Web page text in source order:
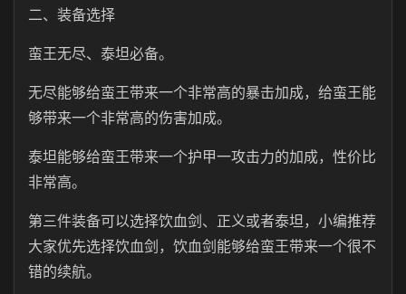
二、装备选择
蛮王无尽、泰坦必备。
无尽能够给蛮王带来一个非常高的暴击加成，给蛮王能
够带来一个非常高的伤害加成。
泰坦能够给蛮王带来一个护甲一攻击力的加成，性价比
非常高。
第三件装备可以选择饮血剑、正义或者泰坦，小编推荐
大家优先选择饮血剑，饮血剑能够给蛮王带来一个很不
错的续航。